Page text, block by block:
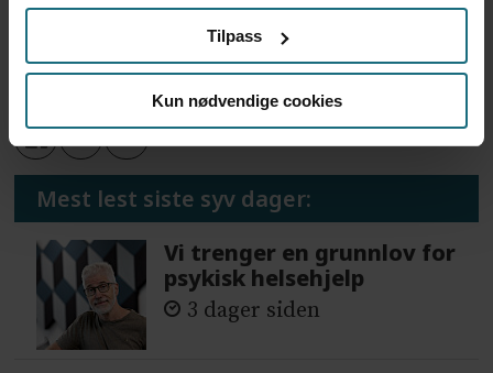
Tilpass
Kun nødvendige cookies
HELSEDATA DEBATT FORSKNING
Mest lest siste syv dager:
Vi trenger en grunnlov for
psykisk helsehjelp
3 dager siden